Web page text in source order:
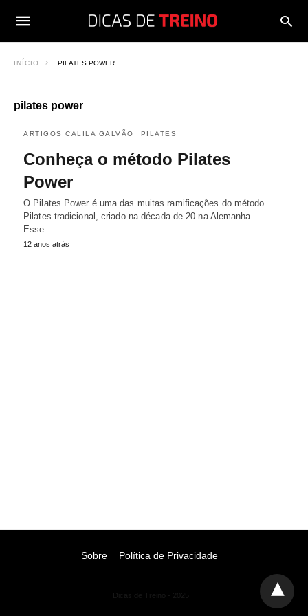
INÍCIO PILATES POWER
pilates power
ARTIGOS CALILA GALVÃO PILATES
Conheça o método Pilates
Power
O Pilates Power é uma das muitas ramificações do método
Pilates tradicional, criado na década de 20 na Alemanha.
Esse…
12 anos atrás
Sobre Política de Privacidade
Dicas de Treino - 2025